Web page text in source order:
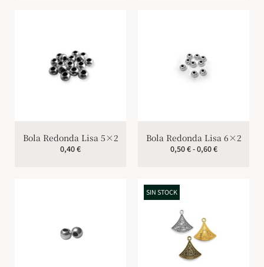
Bola Redonda Lisa 5×2
0,40€
Bola Redonda Lisa 6×2
0,50€-0,60€
SIN STOCK